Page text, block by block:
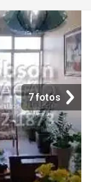
7 fotos